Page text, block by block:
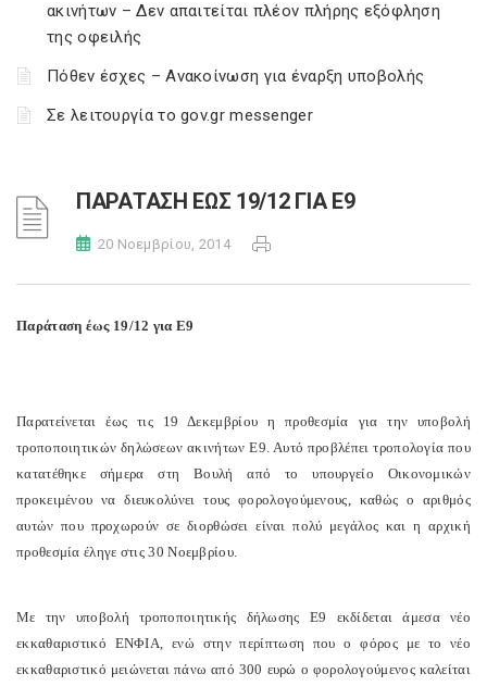
ακινήτων – Δεν απαιτείται πλέον πλήρης εξόφληση
της οφειλής
Πόθεν έσχες – Ανακοίνωση για έναρξη υποβολής
Σε λειτουργία το gov.gr messenger
ΠΑΡΑΤΑΣΗ ΕΩΣ 19/12 ΓΙΑ Ε9
20 Νοεμβρίου, 2014
Παράταση έως 19/12 για Ε9
Παρατείνεται έως τις 19 Δεκεμβρίου η προθεσμία για την υποβολή
τροποποιητικών δηλώσεων ακινήτων Ε9. Αυτό προβλέπει τροπολογία που
κατατέθηκε σήμερα στη Βουλή από το υπουργείο Οικονομικών
προκειμένου να διευκολύνει τους φορολογούμενους, καθώς ο αριθμός
αυτών που προχωρούν σε διορθώσει είναι πολύ μεγάλος και η αρχική
προθεσμία έληγε στις 30 Νοεμβρίου.
Με την υποβολή τροποποιητικής δήλωσης Ε9 εκδίδεται άμεσα νέο
εκκαθαριστικό ΕΝΦΙΑ, ενώ στην περίπτωση που ο φόρος με το νέο
εκκαθαριστικό μειώνεται πάνω από 300 ευρώ ο φορολογούμενος καλείται